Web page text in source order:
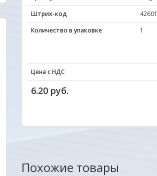
внимательное и уважительное отношение к
покупателю с порога подкупают своей
неординарностью... МО-ЛОД-ЦЫ !!!
Штрих-код
Количество в упаковке
1
Цена с НДС
6.20 руб.
Похожие товары